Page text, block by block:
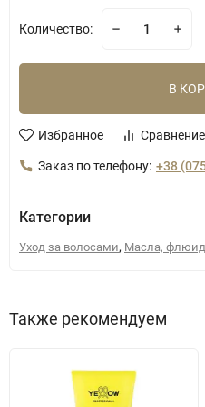
Количество:
В
Избранное Сравнение
Заказ по телефону: +38
Категории
Уход за волосами, Масла,
Также рекомендуем